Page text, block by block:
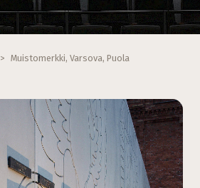
> Muistomerkki, Varsova, Puola